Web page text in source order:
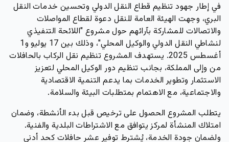
في إطار جهود تنظيم قطاع النقل الدولي وتحسين خدمات النقل
البري، وجهت الهيئة العامة للنقل دعوة لقطاع المواصلات
والاتصالات للمشاركة بآرائهم حول مشروع "اللائحة التنفيذي
لنشاطي النقل الدولي والوكيل المحلي"، وذلك بين 17 يوليو و1
أغسطس 2025. يستهدف المشروع تنظيم نقل الركاب بالحافلات
من وإلى المملكة، بجانب تنظيم دور الوكيل المحلي لتعزيز
الاستثمار وتطوير الخدمات بما يدعم التنمية الاقتصادية
والاجتماعية، مع الاهتمام بمتطلبات البيئة والسلامة.
يتطلب المشروع الحصول على ترخيص قبل بدء الأنشطة، وضمان
امتلاك المنشأة لمركز يتوافق مع الاشتراطات البلدية والفنية.
ولضمان جودة الخدمة، يُشترط توفير عشر حافلات كحد أدنى